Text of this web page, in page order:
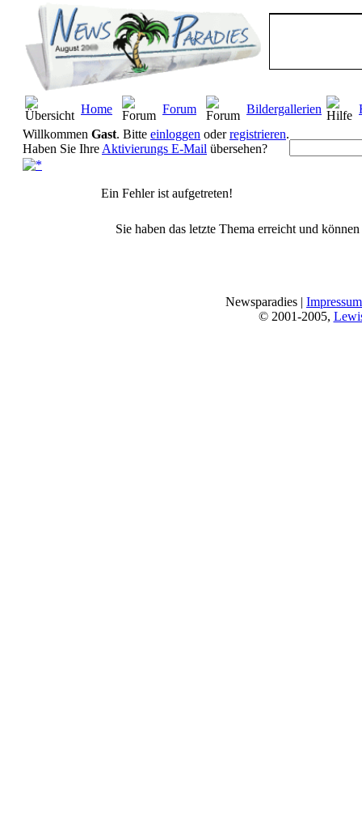
Home Forum Bildergallerien
Willkommen Gast. Bitte einloggen oderregistrieren.
Haben Sie Ihre Aktivierungs E-Mail übersehen?
Ein Fehler ist aufgetreten!
Sie haben das letzte Thema erreicht und
Newsparadies | Impressum
© 2001-2005,